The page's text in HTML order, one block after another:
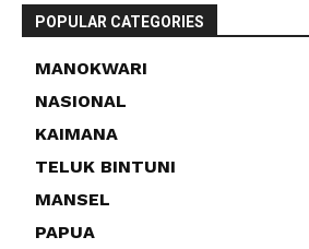
POPULAR CATEGORIES
MANOKWARI
NASIONAL
KAIMANA
TELUK BINTUNI
MANSEL
PAPUA